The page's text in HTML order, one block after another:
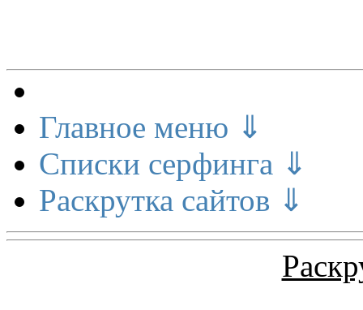
Главное меню ⇓
Списки серфинга ⇓
Раскрутка сайтов ⇓